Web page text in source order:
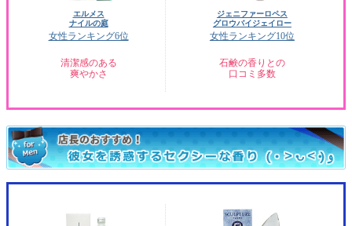
エルメス
ナイルの庭
女性ランキング6位
清潔感のある
爽やかさ
ジェニファーロペス
グロウバイジェイロー
女性ランキング10位
石鹸の香りとの
口コミ多数